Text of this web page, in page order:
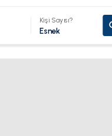
Kişi Sayısı?
Esnek